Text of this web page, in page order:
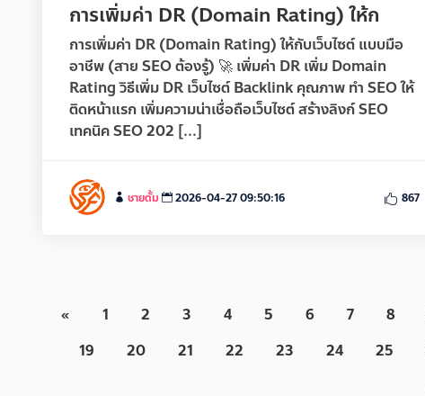
การเพิ่มค่า DR (Domain Rating) ให้ก
การเพิ่มค่า DR (Domain Rating) ให้กับเว็บไซต์ แบบมือ
อาชีพ (สาย SEO ต้องรู้) 🚀 เพิ่มค่า DR เพิ่ม Domain
Rating วิธีเพิ่ม DR เว็บไซต์ Backlink คุณภาพ ทำ SEO ให้
ติดหน้าแรก เพิ่มความน่าเชื่อถือเว็บไซต์ สร้างลิงก์ SEO
เทคนิค SEO 202 [...]
ชายตั้ม 2026-04-27 09:50:16 867
« 1 2 3 4 5 6 7 8
19
20 21 22 23 24 25